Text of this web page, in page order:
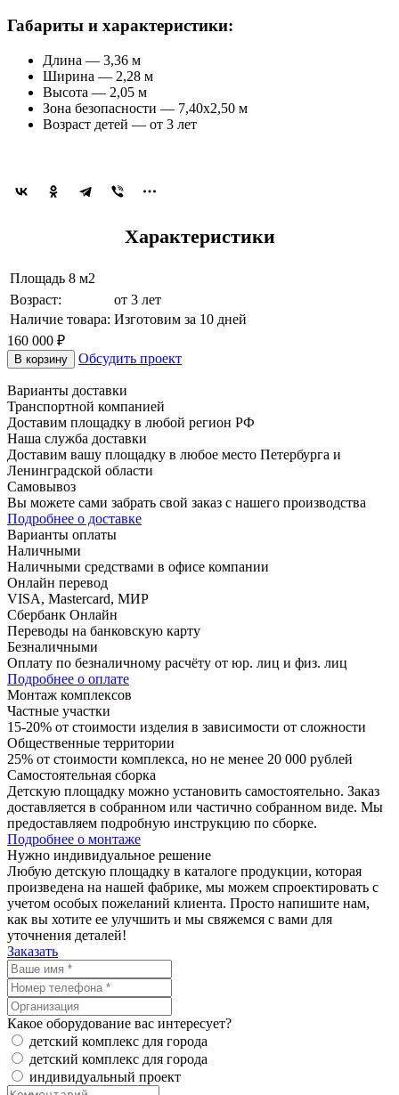
Габариты и характеристики:
Длина — 3,36 м
Ширина — 2,28 м
Высота — 2,05 м
Зона безопасности — 7,40x2,50 м
Возраст детей — от 3 лет
Характеристики
Площадь 8 м2
Возраст:
от 3 лет
Наличие товара: Изготовим за 10 дней
160 000 ₽
В корзину Обсудить проект
Варианты доставки
Транспортной компанией
Доставим площадку в любой регион РФ
Наша служба доставки
Доставим вашу площадку в любое место Петербурга и
Ленинградской области
Самовывоз
Вы можете сами забрать свой заказ с нашего производства
Подробнее о доставке
Варианты оплаты
Наличными
Наличными средствами в офисе компании
Онлайн перевод
VISA, Mastercard, МИР
Сбербанк Онлайн
Переводы на банковскую карту
Безналичными
Оплату по безналичному расчёту от юр. лиц и физ. лиц
Подробнее о оплате
Монтаж комплексов
Частные участки
15-20% от стоимости изделия в зависимости от сложности
Общественные территории
25% от стоимости комплекса, но не менее 20 000 рублей
Самостоятельная сборка
Детскую площадку можно установить самостоятельно. Заказ
доставляется в собранном или частично собранном виде. Мы
предоставляем подробную инструкцию по сборке.
Подробнее о монтаже
Нужно индивидуальное решение
Любую детскую площадку в каталоге продукции, которая
произведена на нашей фабрике, мы можем спроектировать с
учетом особых пожеланий клиента. Просто напишите нам,
как вы хотите ее улучшить и мы свяжемся с вами для
уточнения деталей!
Заказать
Какое оборудование вас интересует?
детский комплекс для города
детский комплекс для города
индивидуальный проект